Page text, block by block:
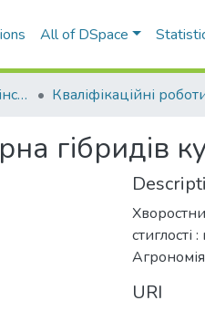
All of DSpace
Навчально-науковий інститут агротехнологій, селекції та екології
гібридів
стиглості
URI